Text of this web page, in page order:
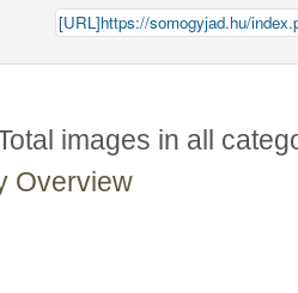
images in all
Overview